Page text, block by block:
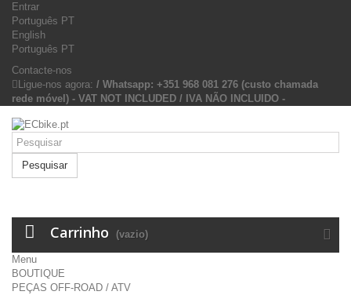
Entrar
Português PT
English
Português PT
Contacte-nos
Ligue-nos agora: / Whatsapp: +351 968 081 276 (custo chamada
rede móvel) - VAT NOT INCLUDED / IVA NÃO INCLUIDO -
Pesquisar
Carrinho (vazio)
Menu
BOUTIQUE
PEÇAS OFF-ROAD / ATV